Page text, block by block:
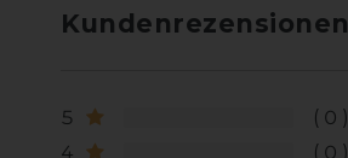
Kundenrezensionen
5
0
4
0